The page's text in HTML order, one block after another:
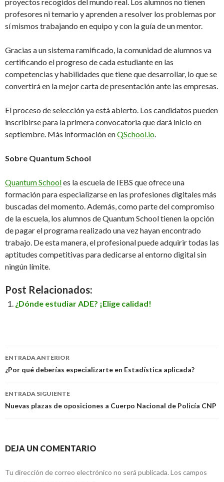
profesores ni temario y aprenden a resolver los problemas por
sí mismos trabajando en equipo y con la guía de un mentor.
Gracias a un sistema ramificado, la comunidad de alumnos va
certificando el progreso de cada estudiante en las
competencias y habilidades que tiene que desarrollar, lo que se
convertirá en la mejor carta de presentación ante las empresas.
El proceso de selección ya está abierto. Los candidatos pueden
inscribirse para la primera convocatoria que dará inicio en
septiembre. Más información enQSchool.io
Sobre Quantum School
Quantum Schooles la escuela de IEBS que ofrece una
formación para especializarse en las profesiones digitales más
buscadas del momento. Además, como parte del compromiso
de la escuela, los alumnos de Quantum School tienen la opción
de pagar el programa realizado una vez hayan encontrado
trabajo. De esta manera, el profesional puede adquirir todas las
aptitudes competitivas para dedicarse al entorno digital sin
ningún límite.
Post Relacionados:
¿Dónde estudiar ADE? ¡Elige calidad!
Ir a la entrada
ENTRADA ANTERIOR
¿Por qué deberías especializarte en Estadística aplicada?
ENTRADA SIGUIENTE
Nuevas plazas de oposiciones a Cuerpo Nacional de Policía CNP
DEJA UN COMENTARIO
Tu dirección de correo electrónico no será publicada. Los campos